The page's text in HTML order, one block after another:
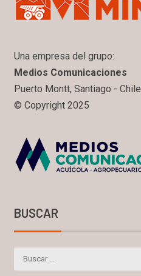
Una empresa del grupo:
Medios Comunicaciones
Puerto Montt, Santiago - Chile
© Copyright 2025
BUSCAR